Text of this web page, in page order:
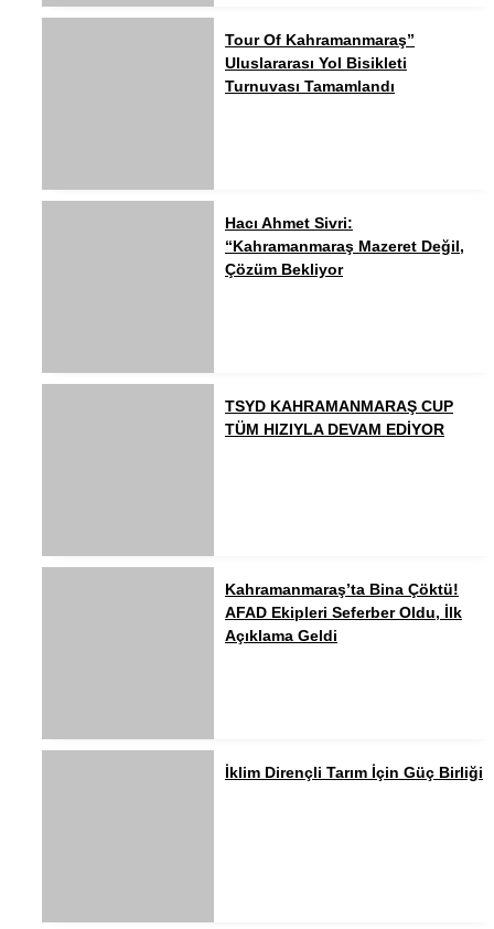
Tour Of Kahramanmaraş”
Uluslararası Yol Bisikleti
Turnuvası Tamamlandı
Hacı Ahmet Sivri:
“Kahramanmaraş Mazeret Değil,
Çözüm Bekliyor
TSYD KAHRAMANMARAŞ CUP
TÜM HIZIYLA DEVAM EDİYOR
Kahramanmaraş’ta Bina Çöktü!
AFAD Ekipleri Seferber Oldu, İlk
Açıklama Geldi
İklim Dirençli Tarım İçin Güç Birliği